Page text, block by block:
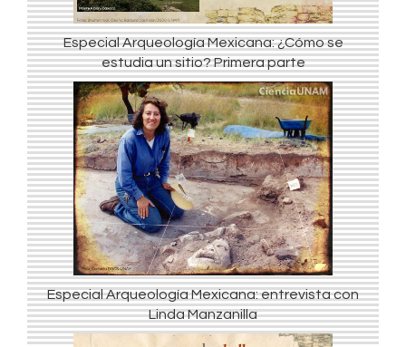
Especial Arqueología Mexicana: ¿Cómo se
estudia un sitio? Primera parte
Especial Arqueología Mexicana: entrevista con
Linda Manzanilla